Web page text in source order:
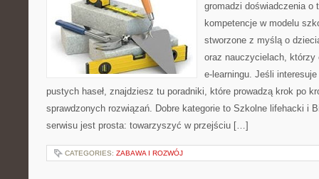
gromadzi doświadczenia o
kompetencje w modelu
stworzone z myślą o
oraz nauczycielach, którzy
e-learningu. Jeśli
pustych haseł, znajdziesz tu poradniki, które prowadzą krok po
sprawdzonych rozwiązań. Dobre kategorie to Szkolne lifehacki i
serwisu jest prosta: towarzyszyć w przejściu […]
CATEGORIES: ZABAWA I ROZWÓJ